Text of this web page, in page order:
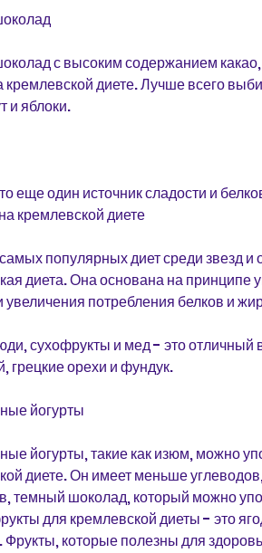
с высоким содержанием
кремлевской диете. Лучше всего
и яблоки.
еще один источник сладости и
кремлевской диете
популярных диет среди звезд
диета. Она основана на принципе
увеличения потребления белков и
сухофрукты и мед - это отличный
грецкие орехи и фундук.
йогурты
йогурты, такие как изюм, можно
диете. Он имеет меньше
темный шоколад, который можно
для кремлевской диеты - это
Фрукты, которые полезны для